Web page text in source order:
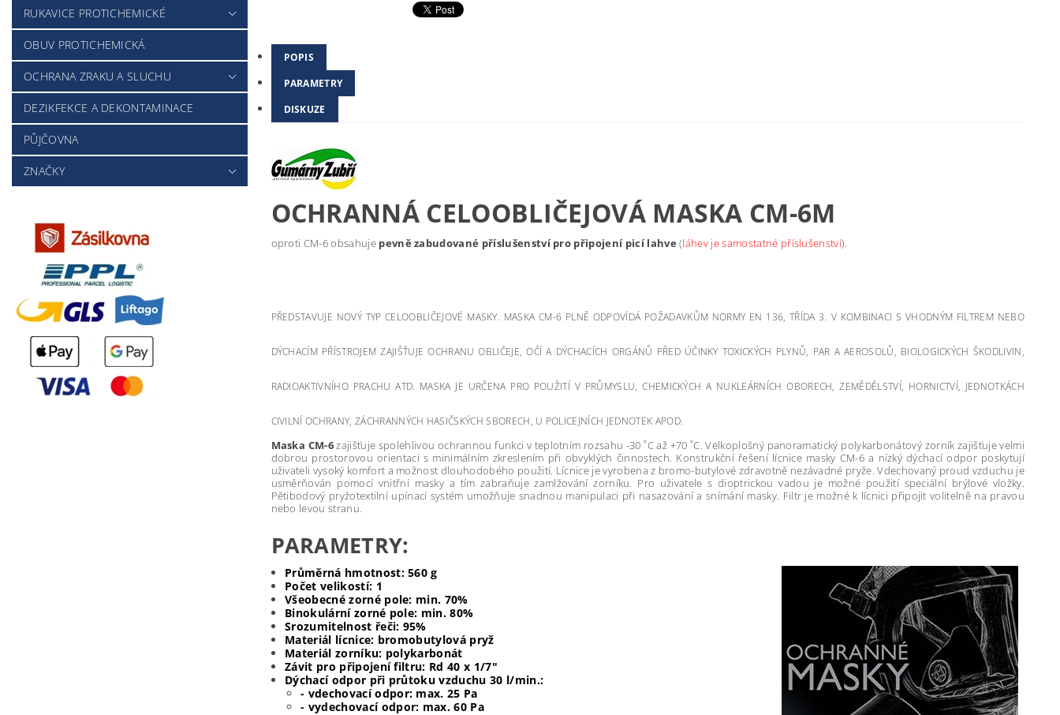
RUKAVICE PROTICHEMICKÉ
OBUV PROTICHEMICKÁ
OCHRANA ZRAKU A SLUCHU
DEZIKFEKCE A DEKONTAMINACE
PŮJČOVNA
ZNAČKY
POPIS
PARAMETRY
DISKUZE
OCHRANNÁ CELOOBLIČEJOVÁ MASKA CM-6M
oproti CM-6 obsahuje pevně zabudované příslušenství pro připojení picí lahve (láhev je samostatné příslušenství).
PŘEDSTAVUJE NOVÝ TYP CELOOBLIČEJOVÉ MASKY. MASKA CM-6 PLNĚ ODPOVÍDÁ POŽADAVKŮM NORMY EN 136, TŘÍDA 3. V KOMBINACI S VHODNÝM FILTREM NEBO
DÝCHACÍM PŘÍSTROJEM ZAJIŠŤUJE OCHRANU OBLIČEJE, OČÍ A DÝCHACÍCH ORGÁNŮ PŘED ÚČINKY TOXICKÝCH PLYNŮ, PAR A AEROSOLŮ, BIOLOGICKÝCH ŠKODLIVIN,
RADIOAKTIVNÍHO PRACHU ATD. MASKA JE URČENA PRO POUŽITÍ V PRŮMYSLU, CHEMICKÝCH A NUKLEÁRNÍCH OBORECH, ZEMĚDĚLSTVÍ, HORNICTVÍ, JEDNOTKÁCH
CIVILNÍ OCHRANY, ZÁCHRANNÝCH HASIČSKÝCH SBORECH, U POLICEJNÍCH JEDNOTEK APOD.
Maska CM-6zajišťuje spolehlivou ochrannou funkci v teplotním rozsahu -30 ˚C až +70 ˚C. Velkoplošný panoramatický polykarbonátový zorník zajišťuje velmi
dobrou prostorovou orientaci s minimálním zkreslením při obvyklých činnostech. Konstrukční řešení lícnice masky CM-6 a nízký dýchací odpor poskytují
uživateli vysoký komfort a možnost dlouhodobého použití. Lícnice je vyrobena z bromo-butylové zdravotně nezávadné pryže. Vdechovaný proud vzduchu je
usměrňován pomocí vnitřní masky a tím zabraňuje zamlžování zorníku. Pro uživatele s dioptrickou vadou je možné použití speciální brýlové vložky.
Pětibodový pryžotextilní upínací systém umožňuje snadnou manipulaci při nasazování a snímání masky. Filtr je možné k lícnici připojit volitelně na pravou
nebo levou stranu.
PARAMETRY:
Průměrná hmotnost: 560 g
Počet velikostí: 1
Všeobecné zorné pole: min. 70%
Binokulární zorné pole: min.80%
Srozumitelnost řeči: 95%
Materiál lícnice: bromobutylová pryž
Materiál zorníku: polykarbonát
Závit pro připojení filtru: Rd 40 x 1/7"
Dýchací odpor při průtoku vzduchu 30 l/min.:
- vdechovací odpor: max. 25 Pa
- vydechovací odpor: max. 60 Pa